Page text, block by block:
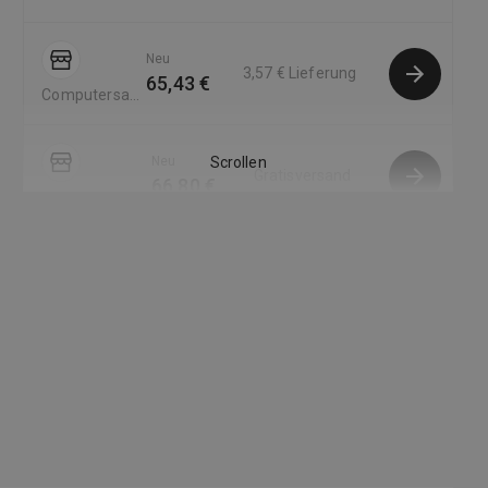
Computersalg
Neu
65,43 € 3,57 € Lieferung
Scrollen